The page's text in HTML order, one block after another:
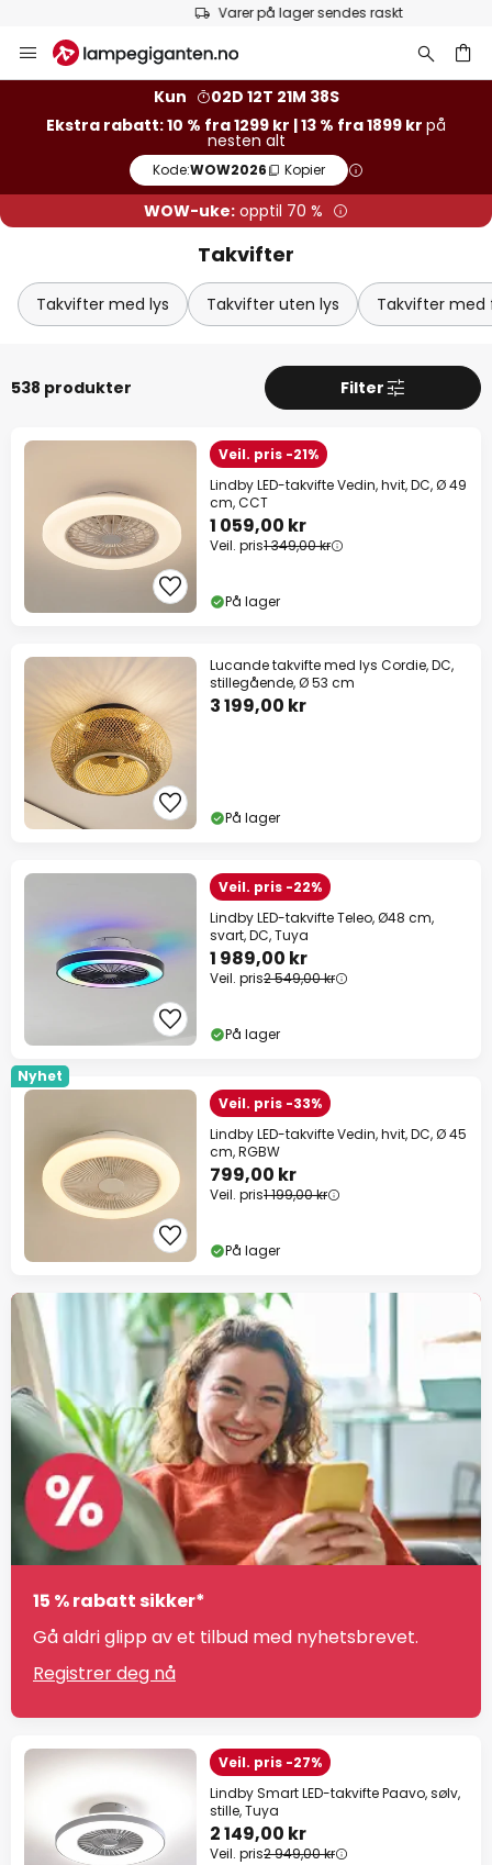
Varer på lager sendes raskt
Hopp
til
Kun
02D 12T 21M 37S
Ekstra rabatt: 10 % fra 1299 kr | 13 % fra 1899 kr på
nesten alt
Kode:WOW2026 Kopier
WOW-uke: opptil 70 %
Takvifter
Takvifter med lys Takvifter uten lys Takvifter med
538 produkter Filter
Veil. pris -21%
Lindby LED-takvifte Vedin, hvit, DC, Ø 49
cm, CCT
1 059,00 kr
Veil. pris1 349,00 kr
På lager
Lucande takvifte med lys Cordie, DC,
stillegående, Ø 53 cm
3 199,00 kr
På lager
Veil. pris -22%
Lindby LED-takvifte Teleo, Ø48 cm,
svart, DC, Tuya
1 989,00 kr
Veil. pris2 549,00 kr
På lager
Nyhet
Veil. pris -33%
Lindby LED-takvifte Vedin, hvit, DC, Ø 45
cm, RGBW
799,00 kr
Veil. pris1 199,00 kr
På lager
15 % rabatt sikker*
Gå aldri glipp av et tilbud med nyhetsbrevet.
Registrer deg nå
Veil. pris -27%
Lindby Smart LED-takvifte Paavo, sølv,
stille, Tuya
2 149,00 kr
Veil. pris2 949,00 kr
Ekstra rabatt
13 % rabattfra 1899 kr
10 % rabattfra 1299 kr
på nesten alt*
Kode:WOW2026 Kopier
Spar nå